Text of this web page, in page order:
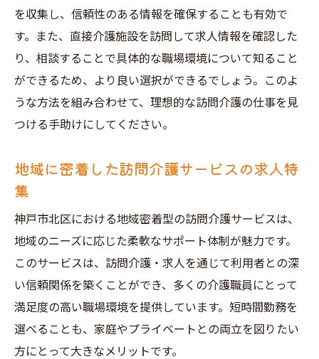
短時間勤務の訪問介護求人で自分らしい働
き方を実現
時間を大切にするあなたへ神戸市北区で見つけ
る訪問介護求人
訪問介護求人で短時間勤務を選択する利点
神戸市北区で時間を有効活用する訪問介護
効率良い時間管理ができる訪問介護の求人
短時間勤務で訪問介護が可能な求人の探し
方
神戸市北区で訪問介護求人を効率的に見つ
けるポイント
時間を大切にするための訪問介護求人選び
ワークライフバランスを実現神戸市北区の訪問
を収集し、信頼性のある情報を確保することも有効で
す。また、直接介護施設を訪問して求人情報を確認した
り、相談することで具体的な職場環境について知ること
ができるため、より良い選択ができるでしょう。このよ
うな方法を組み合わせて、理想的な訪問介護の仕事を見
つける手助けにしてください。
地域に密着した訪問介護サービスの求人特
集
神戸市北区における地域密着型の訪問介護サービスは、
地域のニーズに応じた柔軟なサポート体制が魅力です。
このサービスは、訪問介護・求人を通じて利用者との深
い信頼関係を築くことができ、多くの介護職員にとって
満足度の高い職場環境を提供しています。短時間勤務を
選べることも、家庭やプライベートとの両立を図りたい
方にとって大きなメリットです。